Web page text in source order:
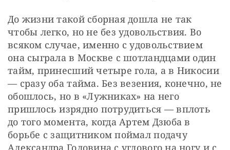
До жизни такой сборная дошла не так
чтобы легко, но не без удовольствия. Во
всяком случае, именно с удовольствием
она сыграла в Москве с шотландцами один
тайм, принесший четыре гола, а в Никосии
— сразу оба тайма. Без везения, конечно, не
обошлось, но в «Лужниках» на него
пришлось изрядно потрудиться — вплоть
до того момента, когда Артем Дзюба в
борьбе с защитником поймал подачу
Александра Головина с углового на ногу и с